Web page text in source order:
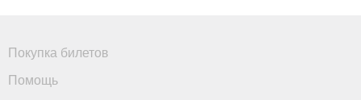
Покупка билетов
Помощь